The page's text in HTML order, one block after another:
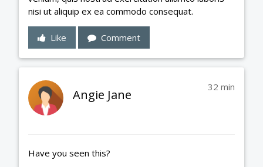
nisi ut aliquip ex ea commodo consequat.
Like Comment
32 min
Angie Jane
Have you seen this?